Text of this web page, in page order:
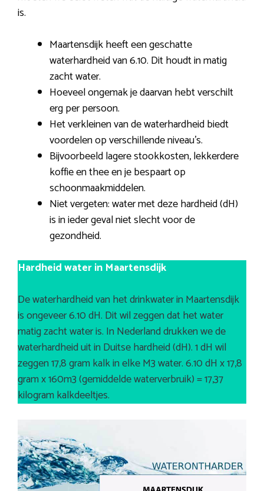
is.
Maartensdijk heeft een geschatte
waterhardheid van 6.10. Dit houdt in matig
zacht water.
Hoeveel ongemak je daarvan hebt verschilt
erg per persoon.
Het verkleinen van de waterhardheid biedt
voordelen op verschillende niveau’s.
Bijvoorbeeld lagere stookkosten, lekkerdere
koffie en thee en je bespaart op
schoonmaakmiddelen.
Niet vergeten: water met deze hardheid (dH)
is in ieder geval niet slecht voor de
gezondheid.
Hardheid water in Maartensdijk
De waterhardheid van het drinkwater in Maartensdijk
is ongeveer 6.10 dH. Dit wil zeggen dat het water
matig zacht water is. In Nederland drukken we de
waterhardheid uit in Duitse hardheid (dH). 1 dH wil
zeggen 17,8 gram kalk in elke M3 water. 6.10 dH x 17,8
gram x 160m3 (gemiddelde waterverbruik) = 17,37
kilogram kalkdeeltjes.